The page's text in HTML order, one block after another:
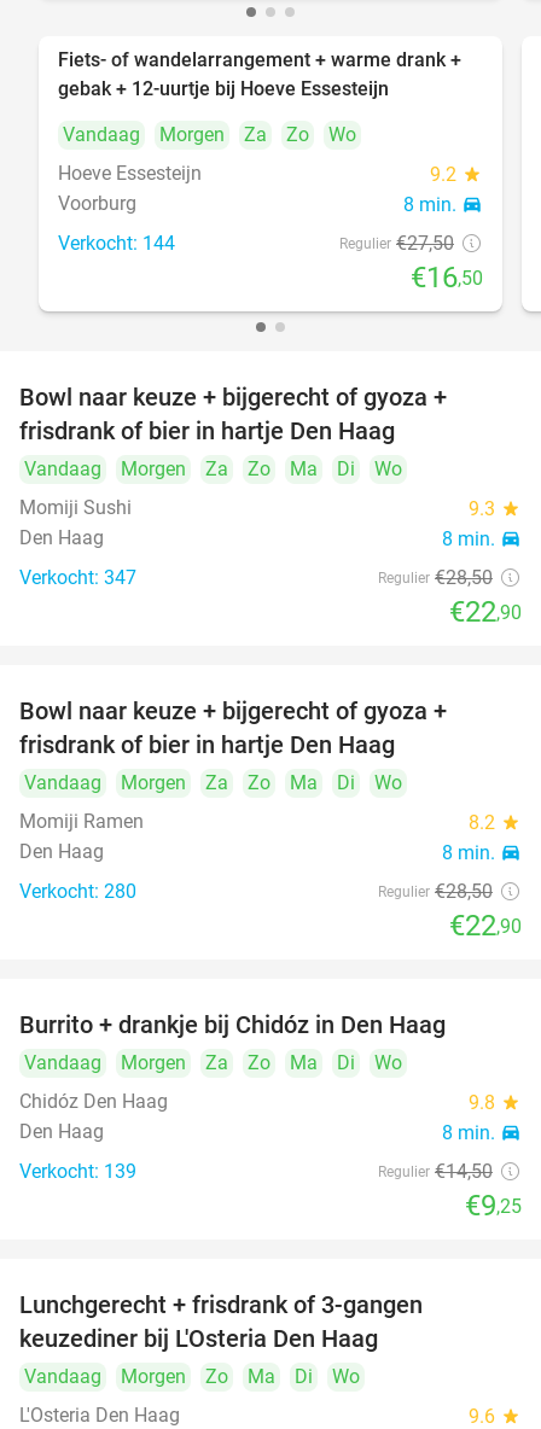
40%
Fiets- of wandelarrangement + warme drank +
gebak + 12-uurtje bij Hoeve Essesteijn
Vandaag
Morgen Za Zo
Wo
Hoeve Essesteijn
9.2 star
Voorburg 8 min. directions_car
Verkocht: 144 Regulier €27,50
€16,50
Bowl naar keuze + bijgerecht of gyoza +
frisdrank of bier in hartje Den Haag
Vandaag Morgen Za Zo Ma Di
Wo
Momiji Sushi
9.3 star
Den Haag 8 min. directions_car
Verkocht: 347 Regulier €28,50
€22,90
Bowl naar keuze + bijgerecht of gyoza +
frisdrank of bier in hartje Den Haag
Vandaag Morgen Za Zo Ma Di
Wo
Momiji Ramen
8.2 star
Den Haag 8 min. directions_car
Verkocht: 280 Regulier €28,50
€22,90
Burrito + drankje bij Chidóz in Den Haag
Vandaag Morgen Za Zo Ma Di
Wo
Chidóz Den Haag
9.8 star
Den Haag 8 min. directions_car
Verkocht: 139 Regulier €14,50
€9,25
Lunchgerecht + frisdrank of 3-gangen
keuzediner bij L'Osteria Den Haag
Vandaag Morgen Zo Ma Di
Wo
L'Osteria Den Haag
9.6 star